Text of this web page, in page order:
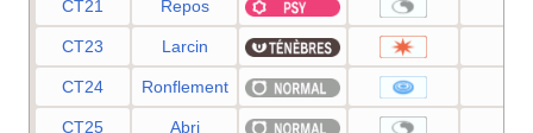
CT21 Repos
CT23 Larcin
CT24 Ronflement
CT25 Abri